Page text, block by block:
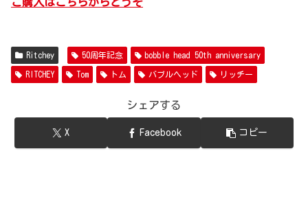
Ritchey 50周年記念 bobble head 50th anniversary
RITCHEY Tom トム バブルヘッド リッチー
シェアする
X Facebook コピー